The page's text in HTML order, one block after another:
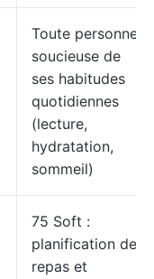
Toute personne
soucieuse de
ses habitudes
quotidiennes
(lecture,
hydratation,
sommeil)
75 Soft :
planification des
repas et